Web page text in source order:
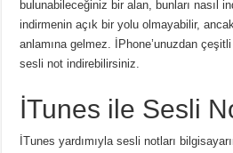
bulunabileceğiniz bir alan, bunları nasıl
indirmenin açık bir yolu olmayabilir,
anlamına gelmez. İPhone’unuzdan
sesli not indirebilirsiniz.
İTunes ile Sesli
İTunes yardımıyla sesli notları